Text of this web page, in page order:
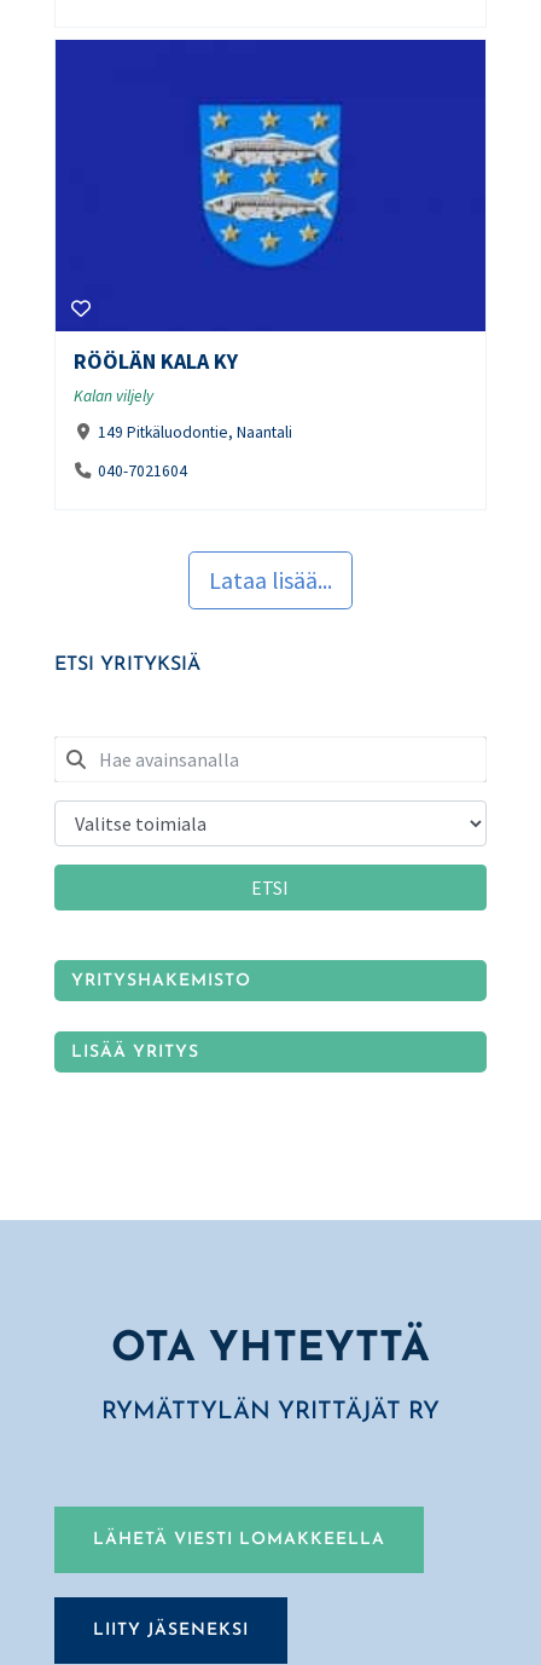
RÖÖLÄN KALA KY
Kalan viljely
149 Pitkäluodontie, Naantali
040-7021604
Lataa lisää...
ETSI YRITYKSIÄ
ETSI
YRITYSHAKEMISTO
LISÄÄ YRITYS
OTA YHTEYTTÄ
RYMÄTTYLÄN YRITTÄJÄT RY
LÄHETÄ VIESTI LOMAKKEELLA
LIITY JÄSENEKSI